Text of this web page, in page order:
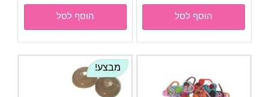
המקורי
היה:
₪4.00.
הנוכחי
₪3.00.
הוסף לסל הוסף לסל
מבצע!